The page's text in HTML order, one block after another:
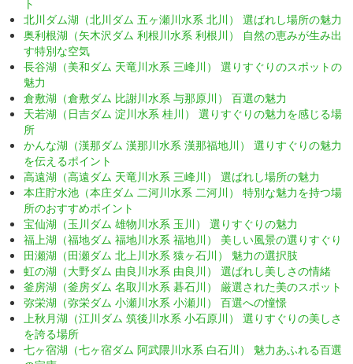
ト
北川ダム湖（北川ダム 五ヶ瀬川水系 北川） 選ばれし場所の魅力
奥利根湖（矢木沢ダム 利根川水系 利根川） 自然の恵みが生み出
す特別な空気
長谷湖（美和ダム 天竜川水系 三峰川） 選りすぐりのスポットの
魅力
倉敷湖（倉敷ダム 比謝川水系 与那原川） 百選の魅力
天若湖（日吉ダム 淀川水系 桂川） 選りすぐりの魅力を感じる場
所
かんな湖（漢那ダム 漢那川水系 漢那福地川） 選りすぐりの魅力
を伝えるポイント
高遠湖（高遠ダム 天竜川水系 三峰川） 選ばれし場所の魅力
本庄貯水池（本庄ダム 二河川水系 二河川） 特別な魅力を持つ場
所のおすすめポイント
宝仙湖（玉川ダム 雄物川水系 玉川） 選りすぐりの魅力
福上湖（福地ダム 福地川水系 福地川） 美しい風景の選りすぐり
田瀬湖（田瀬ダム 北上川水系 猿ヶ石川） 魅力の選択肢
虹の湖（大野ダム 由良川水系 由良川） 選ばれし美しさの情緒
釜房湖（釜房ダム 名取川水系 碁石川） 厳選された美のスポット
弥栄湖（弥栄ダム 小瀬川水系 小瀬川） 百選への憧憬
上秋月湖（江川ダム 筑後川水系 小石原川） 選りすぐりの美しさ
を誇る場所
七ヶ宿湖（七ヶ宿ダム 阿武隈川水系 白石川） 魅力あふれる百選